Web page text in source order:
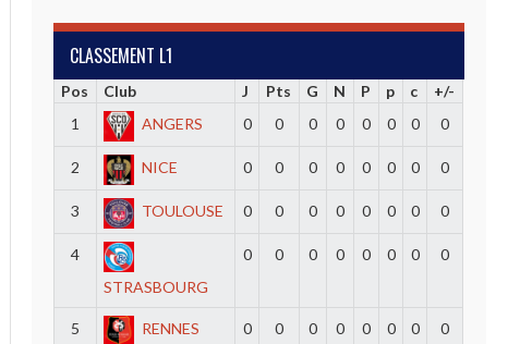
CLASSEMENT L1
Pos Club J Pts G N P p c
+/-
1
ANGERS 0 0 0 0 0 0 0 0
2 NICE 0 0 0 0 0 0 0 0
3 TOULOUSE 0 0 0 0 0 0 0 0
4
STRASBOURG
0 0 0 0 0 0 0 0
5 RENNES 0 0 0 0 0 0 0 0